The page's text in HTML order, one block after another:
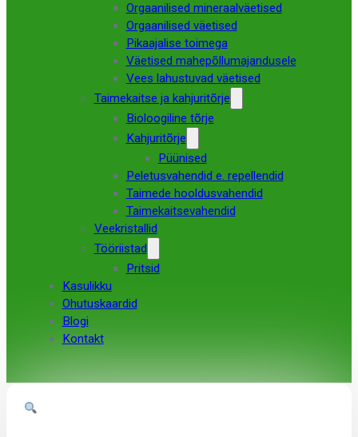
Orgaanilised mineraalväetised
Orgaanilised väetised
Pikaajalise toimega
Väetised mahepõllumajandusele
Vees lahustuvad väetised
Taimekaitse ja kahjuritõrje
Bioloogiline tõrje
Kahjuritõrje
Püünised
Peletusvahendid e. repellendid
Taimede hooldusvahendid
Taimekaitsevahendid
Veekristallid
Tööriistad
Pritsid
Kasulikku
Ohutuskaardid
Blogi
Kontakt